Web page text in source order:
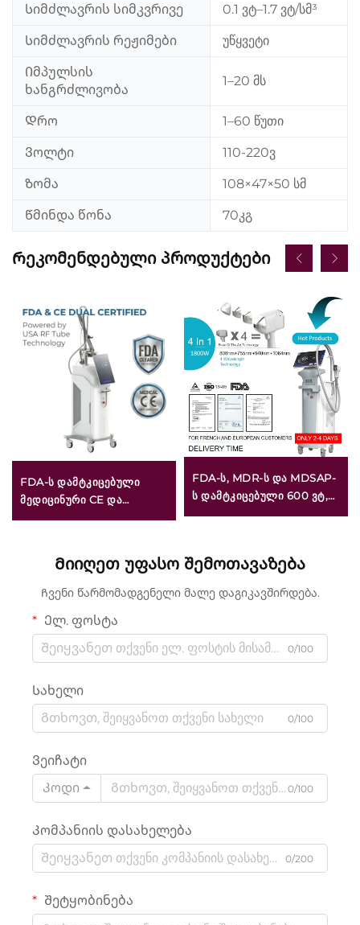
Სიმძლავრის სიმკვრივე 0.1 ვტ–1.7 ვტ/სმ³
Სიმძლავრის რეჟიმები უწყვეტი
Იმპულსის
ხანგრძლივობა
1–20 მს
Დრო 1–60 წუთი
Ვოლტი 110-220ვ
Ზომა 108×47×50 სმ
Წმინდა წონა 70კგ
Რეკომენდებული Პროდუქტები
FDA-ს დამტკიცებული
მედიცინური CE და
მოწყობილობა
FDA-ს, MDR-ს და MDSAP-
ს დამტკიცებული 600 ვტ,
დიოდული ლაზერული
(755 ნმ, 808 ნმ, 940 ნმ,
Მიიღეთ უფასო შემოთავაზება
Ჩვენი წარმომადგენელი მალე დაგიკავშირდება.
Ელ. ფოსტა
0/100
Სახელი
0/100
Ვეიჩატი
Კოდი
0/100
Კომპანიის დასახელება
0/200
Შეტყობინება